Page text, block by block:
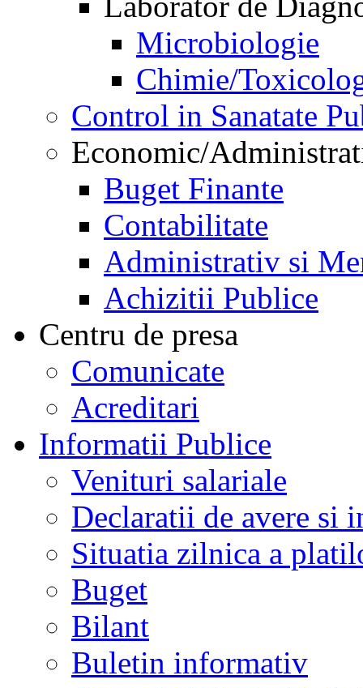
Microbiologie
Chimie/
Control in Sanatate
Economic/
Buget Finante
Contabilitate
Administrativ si
Achizitii Publice
Centru de presa
Comunicate
Acreditari
Informatii Publice
Venituri salariale
Declaratii de avere si
Situatia zilnica a
Buget
Bilant
Buletin informativ